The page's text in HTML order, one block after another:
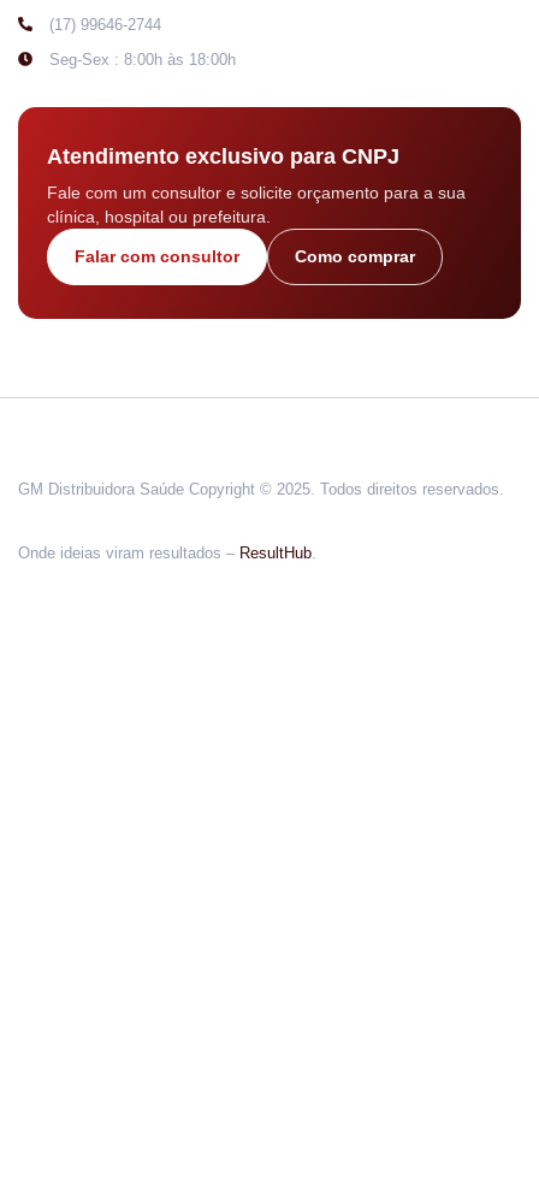
(17) 99646-2744
Seg-Sex : 8:00h às 18:00h
Atendimento exclusivo para CNPJ
Fale com um consultor e solicite orçamento para a sua
clínica, hospital ou prefeitura.
Falar com consultor Como comprar
GM Distribuidora Saúde Copyright © 2025. Todos direitos reservados.
Onde ideias viram resultados – ResultHub.